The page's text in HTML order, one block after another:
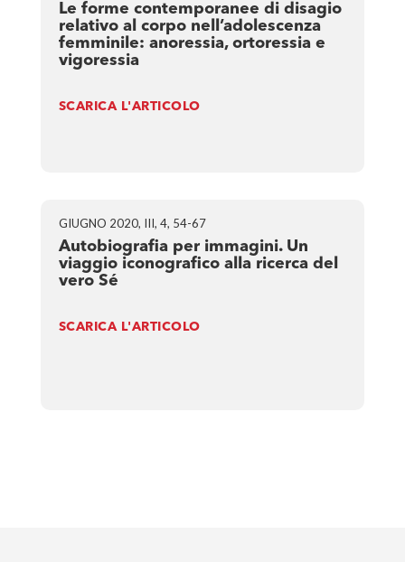
Le forme contemporanee di disagio
relativo al corpo nell’adolescenza
femminile: anoressia, ortoressia e
vigoressia
SCARICA L'ARTICOLO
GIUGNO 2020, III, 4, 54-67
Autobiografia per immagini. Un
viaggio iconografico alla ricerca del
vero Sé
SCARICA L'ARTICOLO